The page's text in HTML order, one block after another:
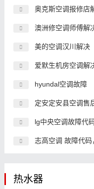
奥克斯空调报修店
澳洲修空调师傅解
美的空调汉川解决
爱默生机房空调解
hyundal空调故障
定安定安县空调售
lg中央空调故障代
志高空调 故障代
热水器